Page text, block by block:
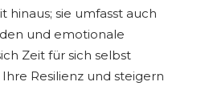
hinaus; sie umfasst auch
und emotionale
Zeit für sich selbst
Resilienz und steigern